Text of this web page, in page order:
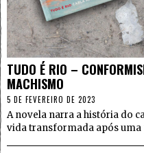
TUDO É RIO –
MACHISMO
5 DE FEVEREIRO DE 2023
A novela narra a história do
vida transformada após